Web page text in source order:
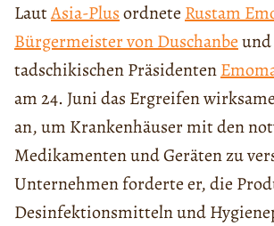
LautAsia-Plusordnete Rustam
Bürgermeister von Duschanbeund
tadschikischen Präsidenten
am 24. Juni das Ergreifen
an, um Krankenhäuser mit den
Medikamenten und Geräten zu
Unternehmen forderte er, die
Desinfektionsmitteln und